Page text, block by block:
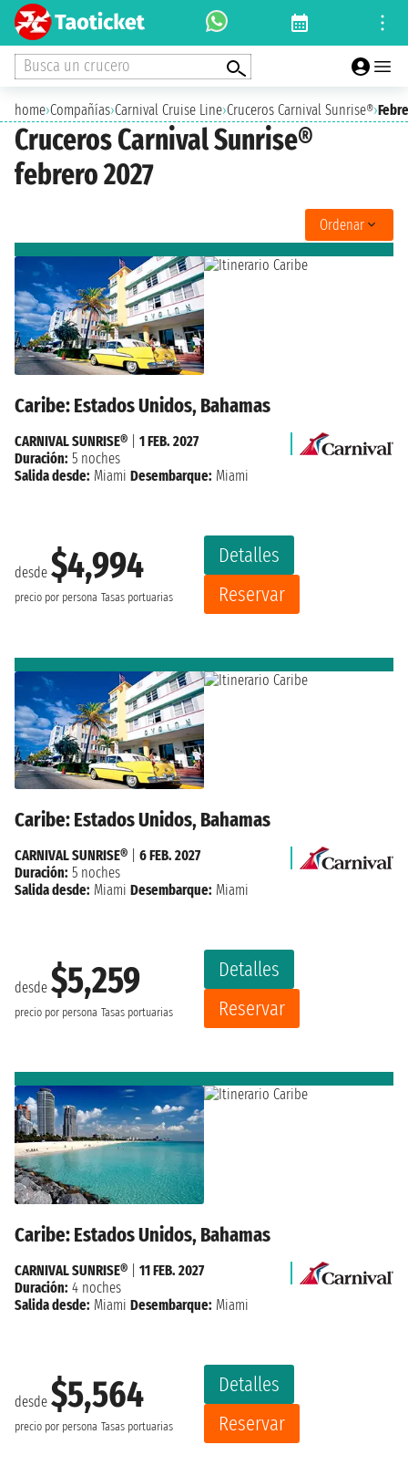
Busca un crucero
home›Compañías›Carnival Cruise Line›Cruceros Carnival Sunrise®›
Cruceros Carnival Sunrise®
febrero 2027
Ordenar
Caribe: Estados Unidos, Bahamas
desde $4,994
precio por persona Tasas portuarias
Detalles
Reservar
CARNIVAL SUNRISE®
1 FEB. 2027
Duración: 5 noches
Salida desde: Miami Desembarque: Miami
Caribe: Estados Unidos, Bahamas
desde $5,259
precio por persona Tasas portuarias
Detalles
Reservar
CARNIVAL SUNRISE®
6 FEB. 2027
Duración: 5 noches
Salida desde: Miami Desembarque: Miami
Caribe: Estados Unidos, Bahamas
desde $5,564
precio por persona Tasas portuarias
Detalles
Reservar
CARNIVAL SUNRISE®
11 FEB. 2027
Duración: 4 noches
Salida desde: Miami Desembarque: Miami